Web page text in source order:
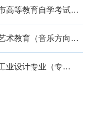
高等教育自学考试电
术教育（音乐方向）
业设计专业（专